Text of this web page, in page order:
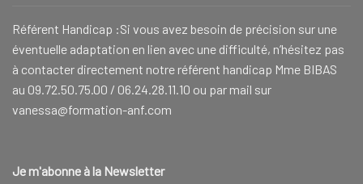
Référent Handicap :Si vous avez besoin de précision sur une
éventuelle adaptation en lien avec une difficulté, n’hésitez pas
à contacter directement notre référent handicap Mme BIBAS
au 09.72.50.75.00 / 06.24.28.11.10 ou par mail sur
vanessa@formation-anf.com
Je m'abonne à la Newsletter